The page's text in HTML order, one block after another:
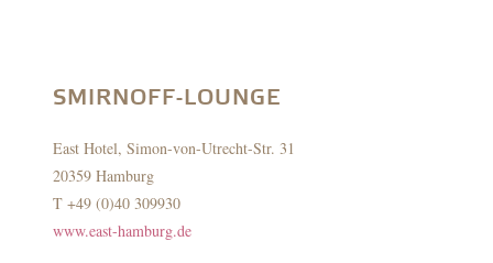
SMIRNOFF-LOUNGE
East Hotel, Simon-von-Utrecht-Str. 31
20359 Hamburg
T +49 (0)40 309930
www.east-hamburg.de